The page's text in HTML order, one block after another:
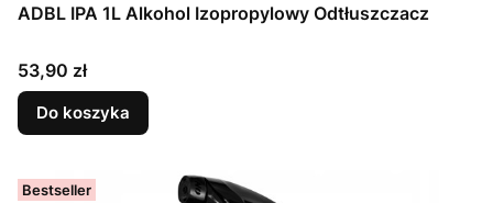
ADBL IPA 1L Alkohol Izopropylowy Odtłuszczacz
Cena
53,90 zł
Do koszyka
Bestseller